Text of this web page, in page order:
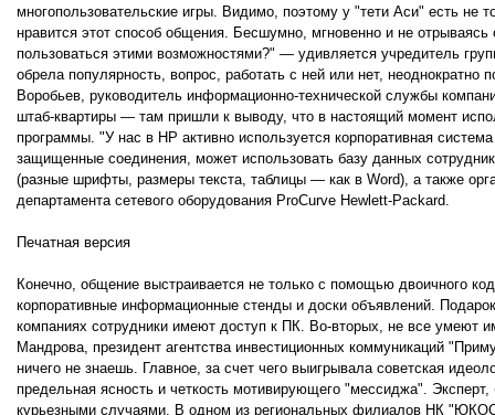
многопользовательские игры. Видимо, поэтому у "тети Аси" есть не
нравится этот способ общения. Бесшумно, мгновенно и не
пользоваться этими возможностями?" — удивляется учредитель
обрела популярность, вопрос, работать с ней или нет,
Воробьев, руководитель информационно-технической службы
штаб-квартиры — там пришли к выводу, что в настоящий момент
программы. "У нас в HP активно используется корпоративная
защищенные соединения, может использовать базу данных
(разные шрифты, размеры текста, таблицы — как в Word), а также
департамента сетевого оборудования ProCurve Hewlett-Packard.
Печатная версия
Конечно, общение выстраивается не только с помощью двоичного
корпоративные информационные стенды и доски объявлений.
компаниях сотрудники имеют доступ к ПК. Во-вторых, не все умеют
Мандрова, президент агентства инвестиционных коммуникаций
ничего не знаешь. Главное, за счет чего выигрывала советская
предельная ясность и четкость мотивирующего "мессиджа".
курьезными случаями. В одном из региональных филиалов НК